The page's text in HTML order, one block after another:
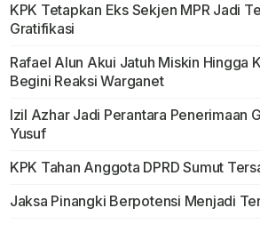
KPK Tetapkan Eks Sekjen MPR Jadi
Gratifikasi
Rafael Alun Akui Jatuh Miskin Hingga
Begini Reaksi Warganet
Izil Azhar Jadi Perantara Penerimaan
Yusuf
KPK Tahan Anggota DPRD Sumut
Jaksa Pinangki Berpotensi Menjadi